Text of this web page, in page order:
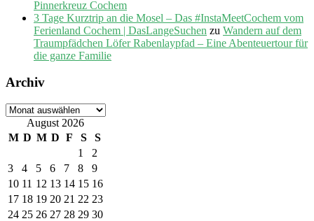
Pinnerkreuz Cochem
3 Tage Kurztrip an die Mosel – Das #InstaMeetCochem vom
Ferienland Cochem | DasLangeSuchen zu Wandern auf dem
Traumpfädchen Löfer Rabenlaypfad – Eine Abenteuertour für
die ganze Familie
Archiv
Archiv
August 2026
M D M D F S
S
1
2
3
4 5 6 7 8
9
10 11 12 13 14 15 16
17 18 19 20 21 22 23
24 25 26 27 28 29 30